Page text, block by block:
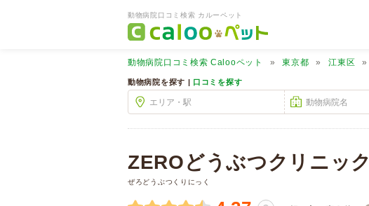
動物病院口コミ検索 カルーペット
動物病院口コミ検索 Calooペット 東京都 江東区
動物病院を探す | 口コミを探す
ZEROどうぶつクリニック
ぜろどうぶつくりにっく